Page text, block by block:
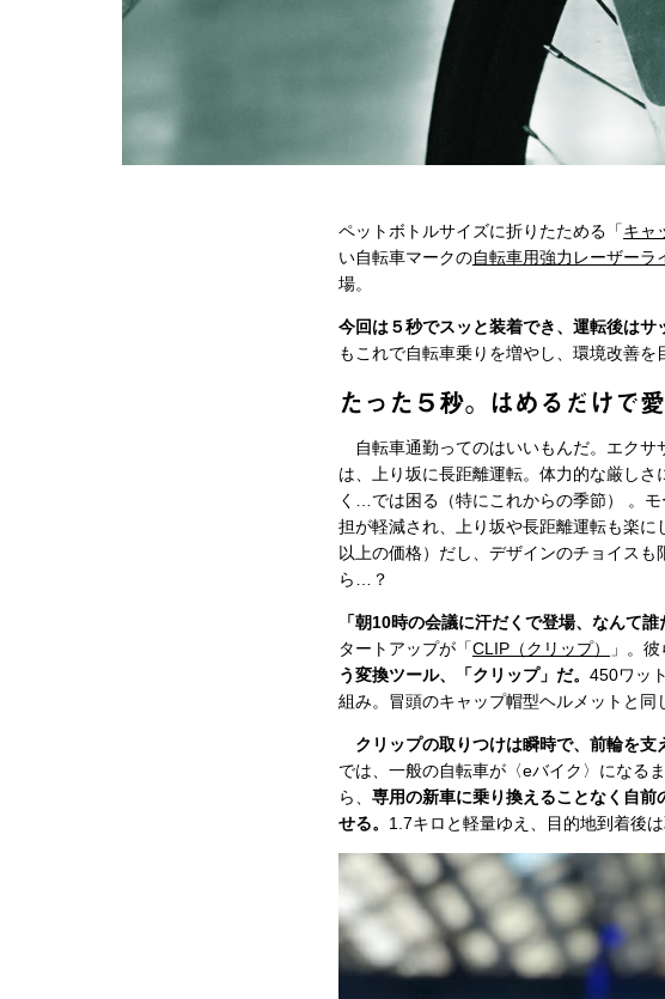
ペットボトルサイズに折りたためる「キャ
い自転車マークの自転車用強力レーザーラ
場。
今回は５秒でスッと装着でき、運転後はサ
もこれで自転車乗りを増やし、環境改善を
たった５秒。はめるだけで
自転車通勤ってのはいいもんだ。エクサ
は、上り坂に長距離運転。体力的な厳し
く…では困る（特にこれからの季節） 。
担が軽減され、上り坂や長距離運転も楽
以上の価格）だし、デザインのチョイス
ら…？
「朝10時の会議に汗だくで登場、なんて
タートアップが「CLIP（クリップ） 」。
う変換ツール、「クリップ」だ。 450ワッ
組み。冒頭のキャップ帽型ヘルメットと同
クリップの取りつけは瞬時で、前輪を支
では、一般の自転車が〈eバイク〉になる
ら、 専用の新車に乗り換えることなく自
せる。 1.7キロと軽量ゆえ、目的地到着後